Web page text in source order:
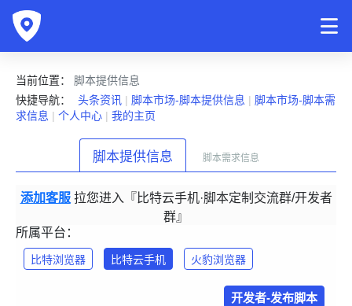
当前位置：
脚本提供信息
快捷导航：
头条资讯 | 脚本市场-脚本提供信息 | 脚本市场-脚本需
求信息 | 个人中心 | 我的主页
脚本提供信息 脚本需求信息
添加客服 拉您进入『比特云手机·脚本定制交流群/开发者
群』
所属平台：
比特浏览器 比特云手机 火豹浏览器
开发者-发布脚本